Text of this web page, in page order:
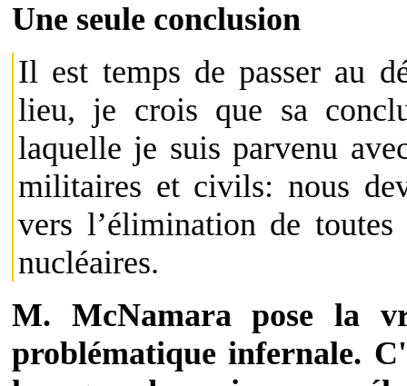
Une seule conclusion
Il est temps de passer au
lieu, je crois que sa
laquelle je suis parvenu
militaires et civils: nous
vers l’élimination de
nucléaires.
M. McNamara pose la
problématique infernale.